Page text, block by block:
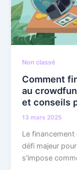
Non classé
Comment
au
et conseils
13 mars 2025
Le
défi majeur
s'impose